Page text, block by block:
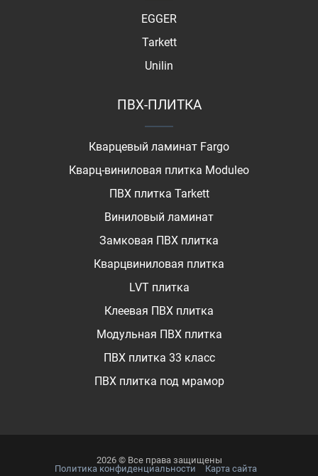
EGGER
Tarkett
Unilin
ПВХ-ПЛИТКА
Кварцевый ламинат Fargo
Кварц-виниловая плитка Moduleo
ПВХ плитка Tarkett
Виниловый ламинат
Замковая ПВХ плитка
Кварцвиниловая плитка
LVT плитка
Клеевая ПВХ плитка
Модульная ПВХ плитка
ПВХ плитка 33 класс
ПВХ плитка под мрамор
2026 © Все права защищены
Политика конфиденциальности
Карта сайта